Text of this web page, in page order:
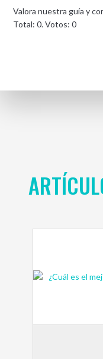
Valora nuestra guía y
Total:0. Votos:0